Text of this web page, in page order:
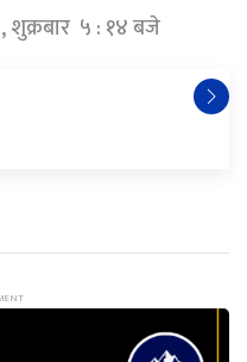
शुक्रबार ५ : १४ बजे